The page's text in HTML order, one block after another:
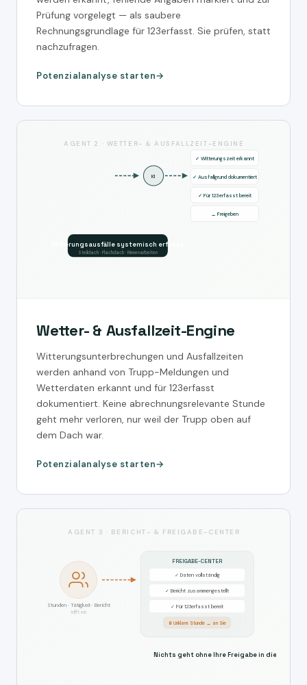
Prüfung vorgelegt — als saubere
Rechnungsgrundlage für 123erfasst. Sie prüfen, statt
nachzufragen.
Potenzialanalyse starten
AGENT 2 · WETTER- & AUSFALLZEIT-ENGINE
KI
✓ Witterungszeit erkannt
✓ Ausfallgrund dokumentiert
✓ Für 123erfasst bereit
→ Freigeben
Witterungsausfälle systemisch erfasst
Steildach · Flachdach · Rinnenarbeiten
Wetter- & Ausfallzeit-Engine
Witterungsunterbrechungen und Ausfallzeiten
werden anhand von Trupp-Meldungen und
Wetterdaten erkannt und für 123erfasst
dokumentiert. Keine abrechnungsrelevante Stunde
geht mehr verloren, nur weil der Trupp oben auf
dem Dach war.
Potenzialanalyse starten
AGENT 3 · BERICHT- & FREIGABE-CENTER
Stunden · Tätigkeit · Bericht
trifft ein
FREIGABE-CENTER
✓ Daten vollständig
✓ Bericht zusammengestellt
✓ Für 123erfasst bereit
⏸ Unklare Stunde → an Sie
Nichts geht ohne Ihre Freigabe in die